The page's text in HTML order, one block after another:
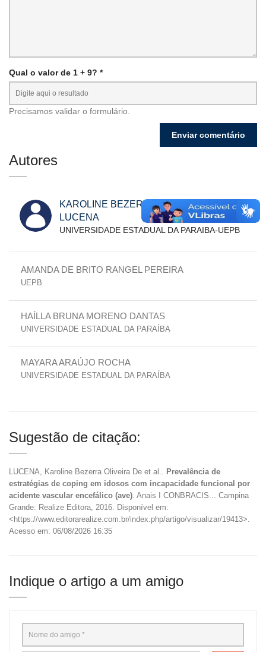
Qual o valor de 1 + 9? *
Precisamos validar o formulário.
Autores
KAROLINE BEZERRA OLIVEIRA DE
LUCENA
UNIVERSIDADE ESTADUAL DA PARAIBA-UEPB
AMANDA DE BRITO RANGEL PEREIRA
UEPB
HAÍLLA BRUNA MORENO DANTAS
UNIVERSIDADE ESTADUAL DA PARAÍBA
MAYARA ARAÚJO ROCHA
UNIVERSIDADE ESTADUAL DA PARAÍBA
Sugestão de citação:
LUCENA, Karoline Bezerra Oliveira De et al..
Prevalência de
estratégias de coping em idosos com incapacidade funcional por
acidente vascular encefálico (ave) . Anais I CONBRACIS... Campina
Grande: Realize Editora, 2016. Disponível em:
<https://www.editorarealize.com.br/index.php/artigo/visualizar/19413>.
Acesso em: 06/08/2026 16:35
Indique o artigo a um amigo